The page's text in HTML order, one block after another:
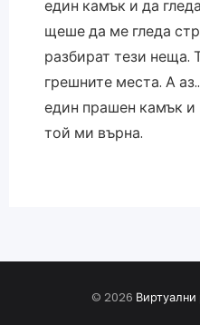
един камък и да
щеше да ме гледа
разбират тези неща.
грешните места. А
един прашен камък и
той ми върна.
© 2026